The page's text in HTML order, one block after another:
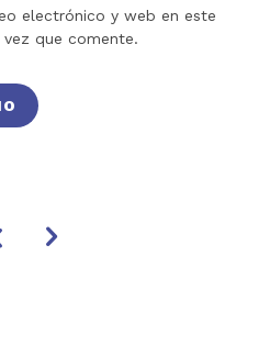
electrónico y web en este
que comente.